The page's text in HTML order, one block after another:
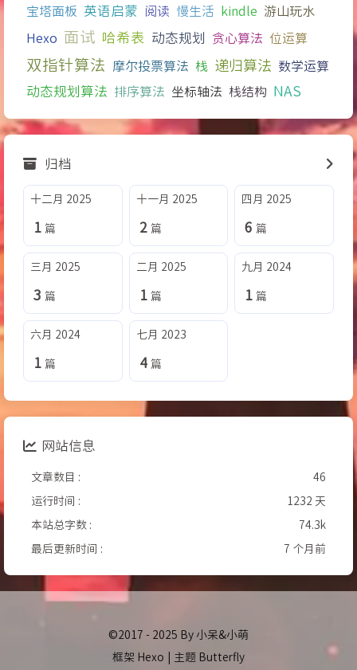
宝塔面板 英语启蒙 阅读 慢生活 kindle 游山玩水
Hexo 面试 哈希表 动态规划 贪心算法 位运算
双指针算法 摩尔投票算法 栈 递归算法 数学运算
动态规划算法 排序算法 坐标轴法 栈结构 NAS
归档
十二月 2025
1 篇
十一月 2025
2 篇
四月 2025
6 篇
三月 2025
3 篇
二月 2025
1 篇
九月 2024
1 篇
六月 2024
1 篇
七月 2023
4 篇
网站信息
文章数目 :
46
运行时间 :
1232 天
本站总字数 :
74.3k
最后更新时间 :
7 个月前
©2017 - 2025 By 小呆&小萌
框架 Hexo | 主题 Butterfly